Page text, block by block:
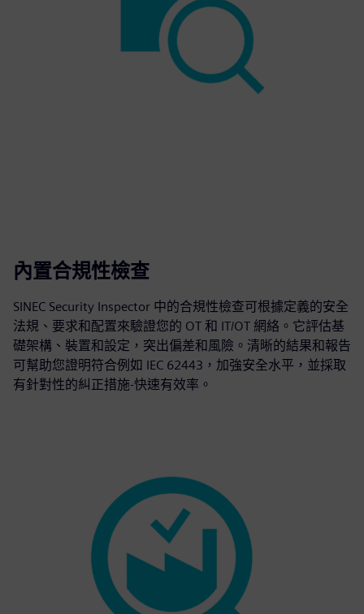
內置合規性檢查
SINEC Security Inspector 中的合規性檢查可根據定義的安全
法規、要求和配置來驗證您的 OT 和 IT/OT 網絡。它評估基
礎架構、裝置和設定，突出偏差和風險。清晰的結果和報告
可幫助您證明符合例如 IEC 62443，加強安全水平，並採取
有針對性的糾正措施-快速有效率。